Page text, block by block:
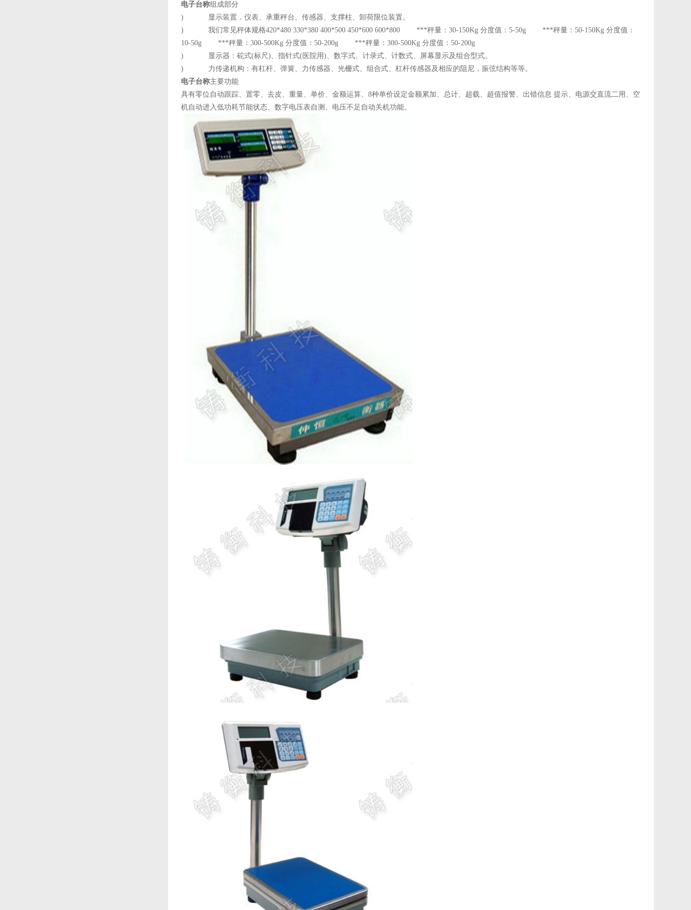
电子台称组成部分
) 显示装置．仪表、承重秤台、传感器、支撑柱、卸荷限位装置。
) 我们常见秤体规格420*480 330*380 400*500 450*600 600*800 ***秤量：30-150Kg 分度值：5-50g ***秤量：50-150Kg 分度值：
10-50g ***秤量：300-500Kg 分度值：50-200g ***秤量：300-500Kg 分度值：50-200g
) 显示器：砣式(标尺)、指针式(医院用)、数字式、计录式、计数式、屏幕显示及组合型式。
) 力传递机构：有杠杆、弹簧、力传感器、光栅式、组合式、杠杆传感器及相应的阻尼，振弦结构等等。
电子台称主要功能
具有零位自动跟踪、置零、去皮、重量、单价、金额运算、8种单价设定金额累加、总计、超载、超值报警、出错信息 提示、电源交直流二用、空
机自动进入低功耗节能状态、数字电压表自测、电压不足自动关机功能。